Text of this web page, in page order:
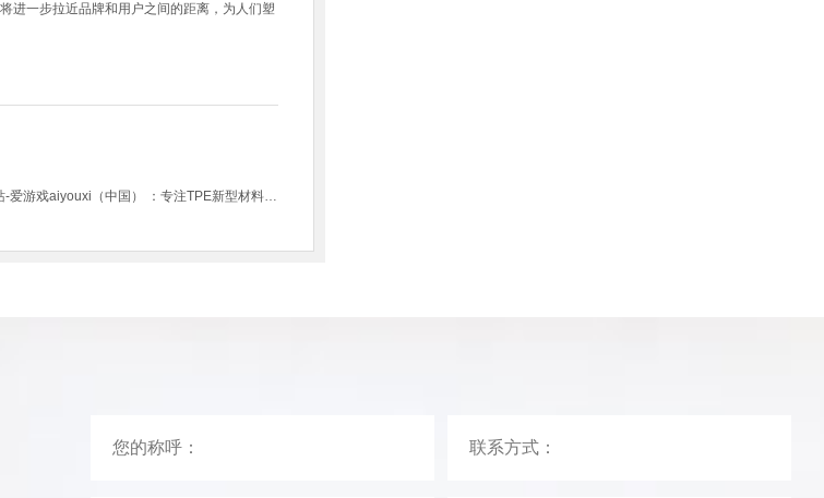
进一步拉近品牌和用户之间的距离，为人们塑
aiyouxi（中国） ：专注TPE新型材料，助力消费电子蓬勃发展